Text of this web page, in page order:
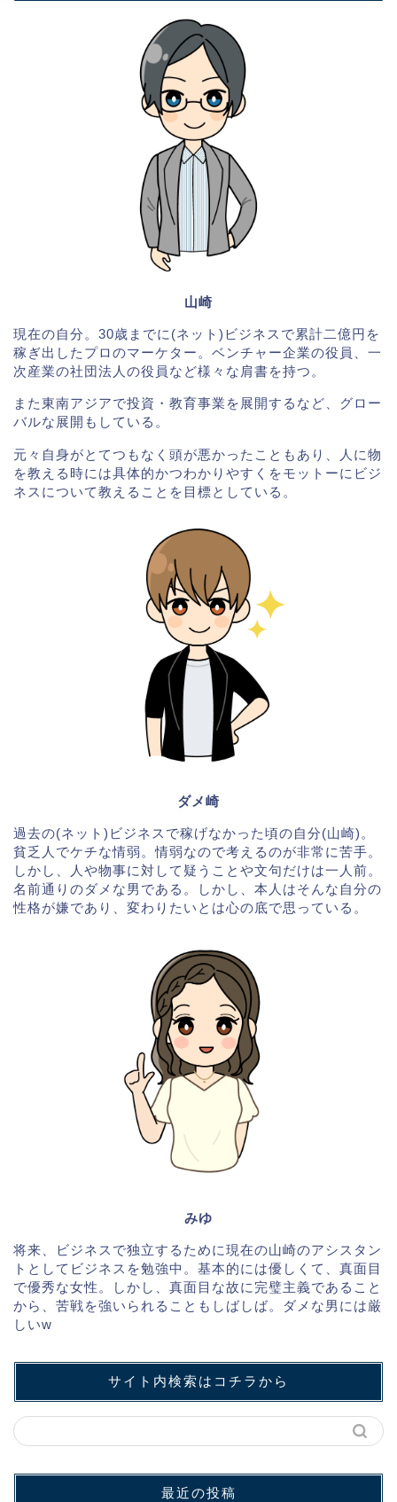
山崎
現在の自分。30歳までに(ネット)ビジネスで累計二億円を
稼ぎ出したプロのマーケター。ベンチャー企業の役員、一
次産業の社団法人の役員など様々な肩書を持つ。
また東南アジアで投資・教育事業を展開するなど、グロー
バルな展開もしている。
元々自身がとてつもなく頭が悪かったこともあり、人に物
を教える時には具体的かつわかりやすくをモットーにビジ
ネスについて教えることを目標としている。
ダメ崎
過去の(ネット)ビジネスで稼げなかった頃の自分(山崎)。
貧乏人でケチな情弱。情弱なので考えるのが非常に苦手。
しかし、人や物事に対して疑うことや文句だけは一人前。
名前通りのダメな男である。しかし、本人はそんな自分の
性格が嫌であり、変わりたいとは心の底で思っている。
みゆ
将来、ビジネスで独立するために現在の山崎のアシスタン
トとしてビジネスを勉強中。基本的には優しくて、真面目
で優秀な女性。しかし、真面目な故に完璧主義であること
から、苦戦を強いられることもしばしば。ダメな男には厳
しいw
サイト内検索はコチラから
最近の投稿